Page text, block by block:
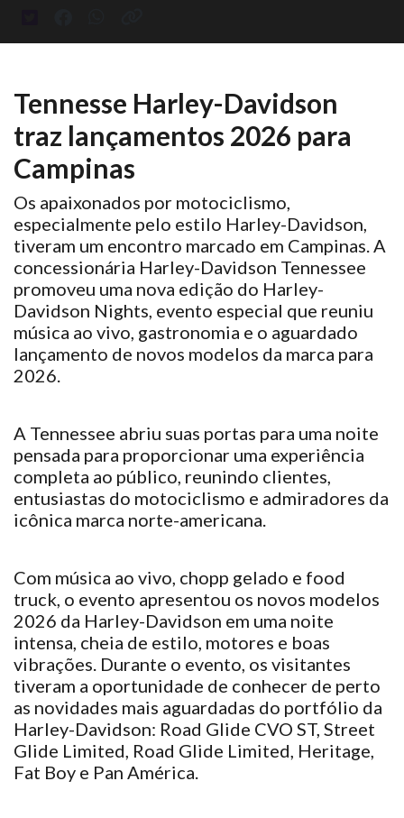
Tennesse Harley-Davidson
traz lançamentos 2026 para
Campinas
Os apaixonados por motociclismo,
especialmente pelo estilo Harley-Davidson,
tiveram um encontro marcado em Campinas. A
concessionária Harley-Davidson Tennessee
promoveu uma nova edição do Harley-
Davidson Nights, evento especial que reuniu
música ao vivo, gastronomia e o aguardado
lançamento de novos modelos da marca para
2026.
A Tennessee abriu suas portas para uma noite
pensada para proporcionar uma experiência
completa ao público, reunindo clientes,
entusiastas do motociclismo e admiradores da
icônica marca norte-americana.
Com música ao vivo, chopp gelado e food
truck, o evento apresentou os novos modelos
2026 da Harley-Davidson em uma noite
intensa, cheia de estilo, motores e boas
vibrações. Durante o evento, os visitantes
tiveram a oportunidade de conhecer de perto
as novidades mais aguardadas do portfólio da
Harley-Davidson: Road Glide CVO ST, Street
Glide Limited, Road Glide Limited, Heritage,
Fat Boy e Pan América.